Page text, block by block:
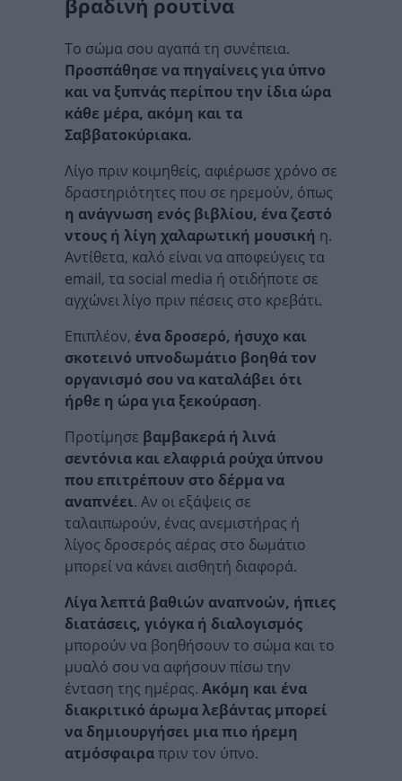
βραδινή ρουτίνα
Το σώμα σου αγαπά τη συνέπεια.
Προσπάθησε να πηγαίνεις για ύπνο
και να ξυπνάς περίπου την ίδια ώρα
κάθε μέρα, ακόμη και τα
Σαββατοκύριακα.
Λίγο πριν κοιμηθείς, αφιέρωσε χρόνο σε
δραστηριότητες που σε ηρεμούν, όπως
η ανάγνωση ενός βιβλίου, ένα ζεστό
ντους ή λίγη χαλαρωτική μουσική η.
Αντίθετα, καλό είναι να αποφεύγεις τα
email, τα social media ή οτιδήποτε σε
αγχώνει λίγο πριν πέσεις στο κρεβάτι.
Επιπλέον, ένα δροσερό, ήσυχο και
σκοτεινό υπνοδωμάτιο βοηθά τον
οργανισμό σου να καταλάβει ότι
ήρθε η ώρα για ξεκούραση.
Προτίμησε βαμβακερά ή λινά
σεντόνια και ελαφριά ρούχα ύπνου
που επιτρέπουν στο δέρμα να
αναπνέει. Αν οι εξάψεις σε
ταλαιπωρούν, ένας ανεμιστήρας ή
λίγος δροσερός αέρας στο δωμάτιο
μπορεί να κάνει αισθητή διαφορά.
Λίγα λεπτά βαθιών αναπνοών, ήπιες
διατάσεις, γιόγκα ή διαλογισμός
μπορούν να βοηθήσουν το σώμα και το
μυαλό σου να αφήσουν πίσω την
ένταση της ημέρας. Ακόμη και ένα
διακριτικό άρωμα λεβάντας μπορεί
να δημιουργήσει μια πιο ήρεμη
ατμόσφαιραπριν τον ύπνο.